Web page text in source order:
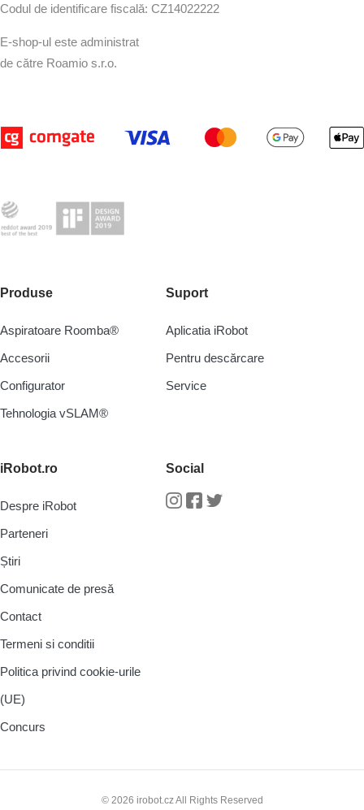
Codul de identificare fiscală: CZ14022222
E-shop-ul este administrat
de către Roamio s.r.o.
Produse
Aspiratoare Roomba®
Accesorii
Configurator
Tehnologia vSLAM®
Suport
Aplicatia iRobot
Pentru descărcare
Service
iRobot.ro
Despre iRobot
Parteneri
Știri
Comunicate de presă
Contact
Termeni si conditii
Politica privind cookie-urile
(UE)
Concurs
Social
InstagramFacebook
© 2026 irobot.cz All Rights Reserved